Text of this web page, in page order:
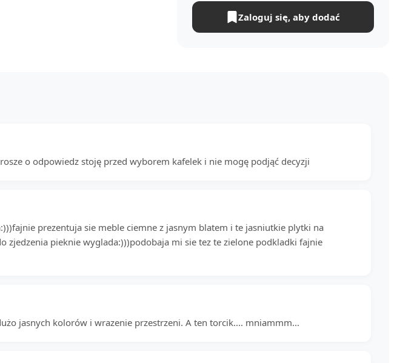
Zaloguj się, aby dodać
o odpowiedz stoję przed wyborem kafelek i nie mogę podjąć decyzji
prezentuja sie meble ciemne z jasnym blatem i te jasniutkie plytki na
zjedzenia pieknie wyglada:)))podobaja mi sie tez te zielone podkladki fajnie
jasnych kolorów i wrazenie przestrzeni. A ten torcik.... mniammm...